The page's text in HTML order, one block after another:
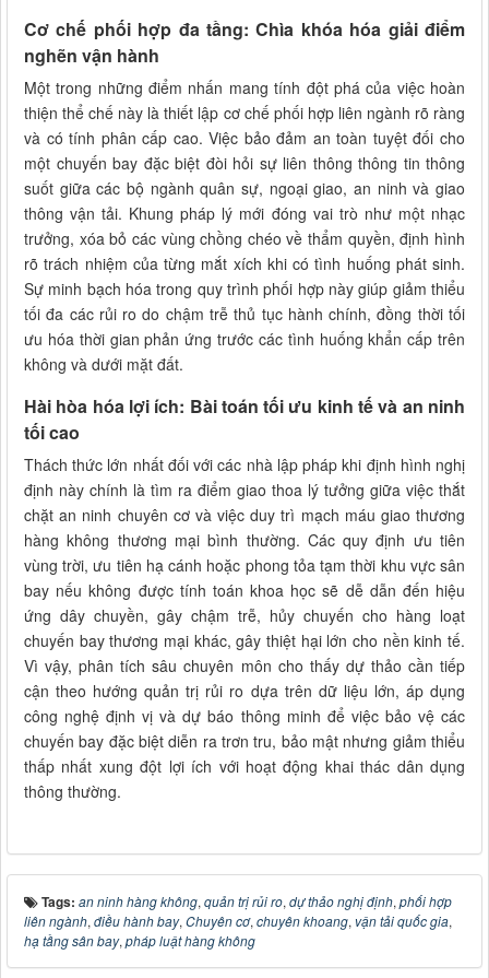
Cơ chế phối hợp đa tầng: Chìa khóa hóa giải điểm
nghẽn vận hành
Một trong những điểm nhấn mang tính đột phá của việc hoàn
thiện thể chế này là thiết lập cơ chế phối hợp liên ngành rõ ràng
và có tính phân cấp cao. Việc bảo đảm an toàn tuyệt đối cho
một chuyến bay đặc biệt đòi hỏi sự liên thông thông tin thông
suốt giữa các bộ ngành quân sự, ngoại giao, an ninh và giao
thông vận tải. Khung pháp lý mới đóng vai trò như một nhạc
trưởng, xóa bỏ các vùng chồng chéo về thẩm quyền, định hình
rõ trách nhiệm của từng mắt xích khi có tình huống phát sinh.
Sự minh bạch hóa trong quy trình phối hợp này giúp giảm thiểu
tối đa các rủi ro do chậm trễ thủ tục hành chính, đồng thời tối
ưu hóa thời gian phản ứng trước các tình huống khẩn cấp trên
không và dưới mặt đất.
Hài hòa hóa lợi ích: Bài toán tối ưu kinh tế và an ninh
tối cao
Thách thức lớn nhất đối với các nhà lập pháp khi định hình nghị
định này chính là tìm ra điểm giao thoa lý tưởng giữa việc thắt
chặt an ninh chuyên cơ và việc duy trì mạch máu giao thương
hàng không thương mại bình thường. Các quy định ưu tiên
vùng trời, ưu tiên hạ cánh hoặc phong tỏa tạm thời khu vực sân
bay nếu không được tính toán khoa học sẽ dễ dẫn đến hiệu
ứng dây chuyền, gây chậm trễ, hủy chuyến cho hàng loạt
chuyến bay thương mại khác, gây thiệt hại lớn cho nền kinh tế.
Vì vậy, phân tích sâu chuyên môn cho thấy dự thảo cần tiếp
cận theo hướng quản trị rủi ro dựa trên dữ liệu lớn, áp dụng
công nghệ định vị và dự báo thông minh để việc bảo vệ các
chuyến bay đặc biệt diễn ra trơn tru, bảo mật nhưng giảm thiểu
thấp nhất xung đột lợi ích với hoạt động khai thác dân dụng
thông thường.
Tags: an ninh hàng không, quản trị rủi ro, dự thảo nghị định, phối hợp
liên ngành, điều hành bay, Chuyên cơ, chuyên khoang, vận tải quốc gia,
hạ tầng sân bay, pháp luật hàng không